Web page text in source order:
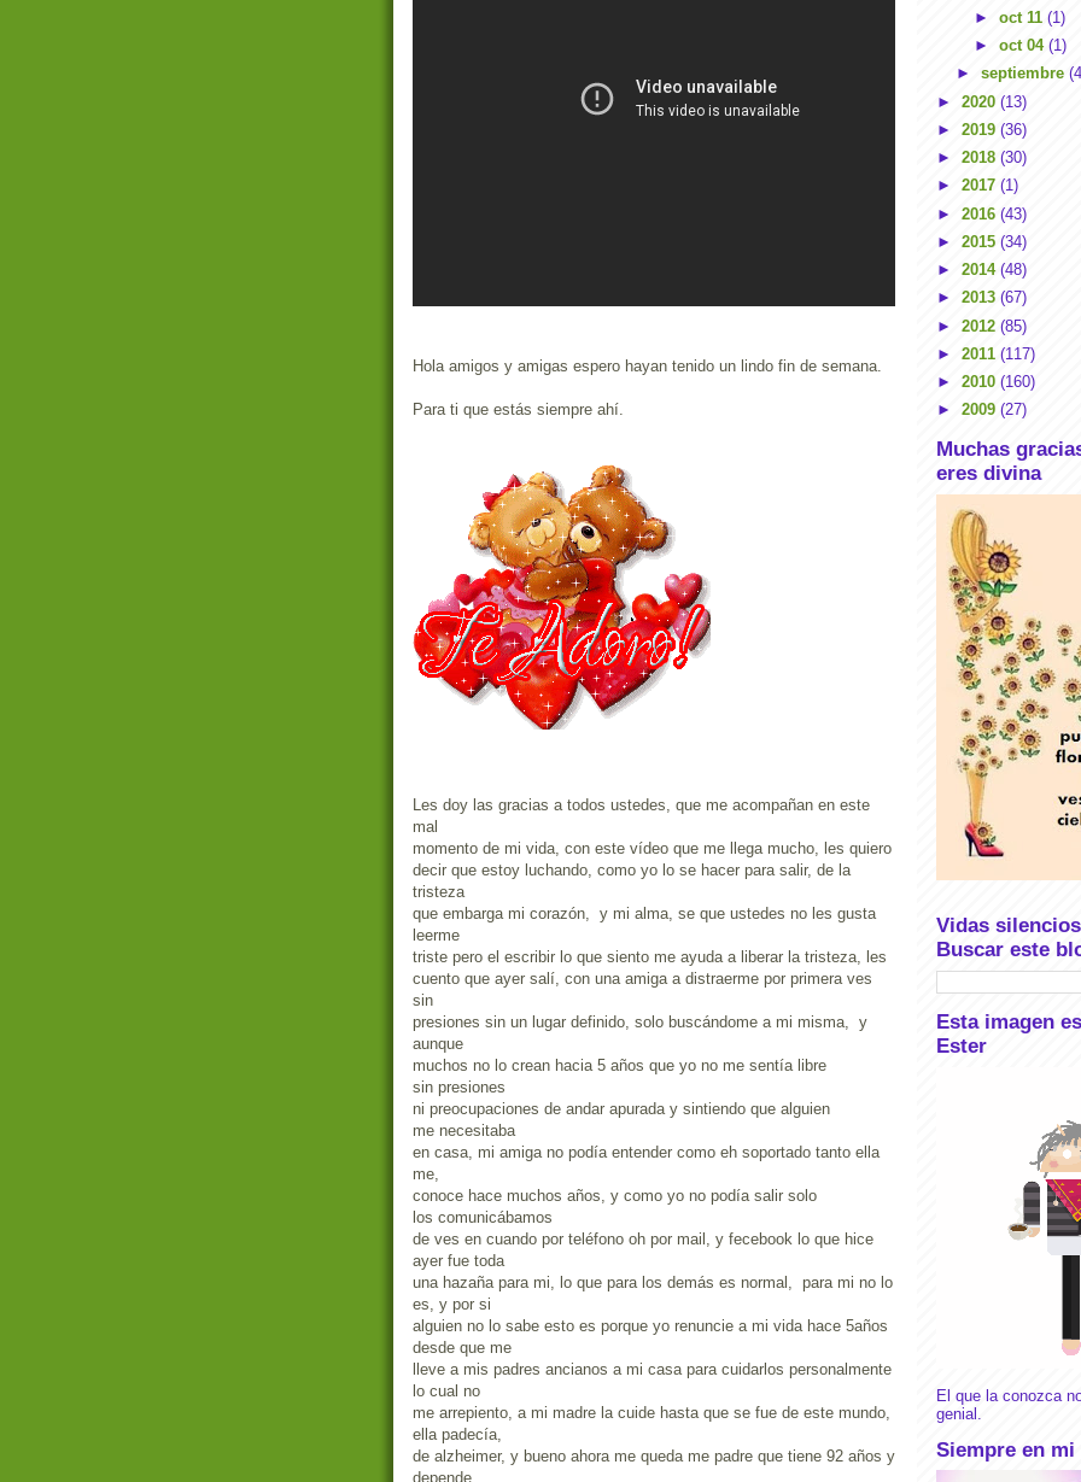
Hola amigos y amigas espero hayan tenido un lindo fin de semana.
Para ti que estás siempre ahí.
Les doy las gracias a todos ustedes, que me acompañan en este
mal
momento de mi vida, con este vídeo que me llega mucho, les quiero
decir que estoy luchando, como yo lo se hacer para salir, de la
tristeza
que embarga mi corazón, y mi alma, se que ustedes no les gusta
leerme
triste pero el escribir lo que siento me ayuda a liberar la tristeza, les
cuento que ayer salí, con una amiga a distraerme por primera ves
sin
presiones sin un lugar definido, solo buscándome a mi misma, y
aunque
muchos no lo crean hacia 5 años que yo no me sentía libre
sin presiones
ni preocupaciones de andar apurada y sintiendo que alguien
me necesitaba
en casa, mi amiga no podía entender como eh soportado tanto ella
me,
conoce hace muchos años, y como yo no podía salir solo
los comunicábamos
de ves en cuando por teléfono oh por mail, y fecebook lo que hice
ayer fue toda
una hazaña para mi, lo que para los demás es normal, para mi no lo
es, y por si
alguien no lo sabe esto es porque yo renuncie a mi vida hace 5años
desde que me
lleve a mis padres ancianos a mi casa para cuidarlos personalmente
lo cual no
me arrepiento, a mi madre la cuide hasta que se fue de este mundo,
ella padecía,
de alzheimer, y bueno ahora me queda me padre que tiene 92 años y
depende
►oct 11(1)
►oct 04(1)
► septiembre
► 2020 (13)
► 2019 (36)
► 2018 (30)
► 2017 (1)
► 2016 (43)
► 2015 (34)
► 2014 (48)
► 2013 (67)
► 2012 (85)
► 2011 (117)
► 2010 (160)
► 2009 (27)
Muchas
eres divina
Vidas
Buscar este
Esta imagen
Ester
El que la conozca
genial.
Siempre en mi